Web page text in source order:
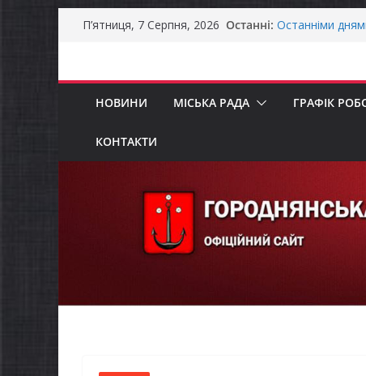
Перейти
П’ятниця, 7 Серпня, 2026 Останні: Останніми
До уваги
НОВИНИ МІСЬКА РАДА ГРАФІК
КОНТАКТИ